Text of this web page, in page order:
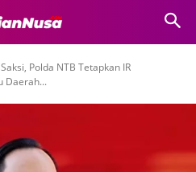
Polda NTB Tetapkan IR
Daerah...